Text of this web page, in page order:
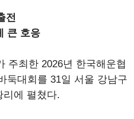
전
큰 호응
주최한 2026년 한국해운협
둑대회를 31일 서울 강남구
리에 펼쳤다.